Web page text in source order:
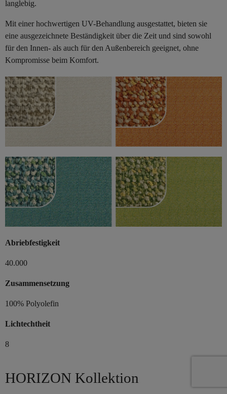
langlebig.
Mit einer hochwertigen UV-Behandlung ausgestattet, bieten sie
eine ausgezeichnete Beständigkeit über die Zeit und sind sowohl
für den Innen- als auch für den Außenbereich geeignet, ohne
Kompromisse beim Komfort.
Abriebfestigkeit
40.000
Zusammensetzung
100% Polyolefin
Lichtechtheit
8
HORIZON Kollektion